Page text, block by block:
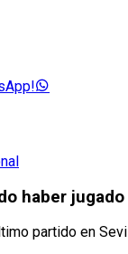
haber
partido en